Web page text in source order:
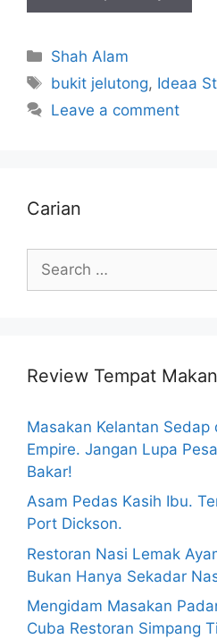
Categories
Shah Alam
Tags
bukit jelutong, Ideaa
Leave a comment
Carian
for:
Review Tempat
Masakan Kelantan Sedap
Empire. Jangan Lupa
Bakar!
Asam Pedas Kasih Ibu.
Port Dickson.
Restoran Nasi Lemak
Bukan Hanya Sekadar
Mengidam Masakan
Cuba Restoran Simpang